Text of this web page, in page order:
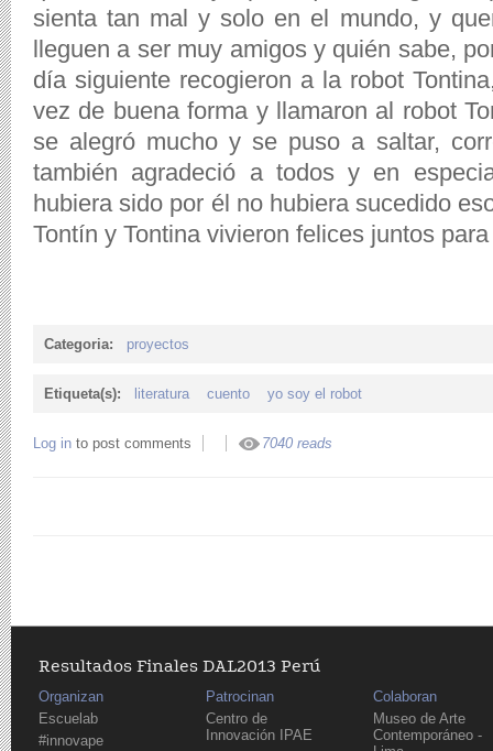
sienta tan mal y solo en el mundo, y
lleguen a ser muy amigos y quién sabe,
día siguiente recogieron a la robot
vez de buena forma y llamaron al robot
se alegró mucho y se puso a saltar,
también agradeció a todos y en
hubiera sido por él no hubiera sucedido
Tontín y Tontina vivieron felices juntos
Categoria: proyectos
Etiqueta(s): literatura cuento yo soy el robot
Log in to post comments 7040 reads
Resultados Finales DAL2013 Perú
Organizan
Escuelab
#innovape
Patrocinan
Centro de
Innovación IPAE
Colaboran
Museo de Arte
Contemporáneo -